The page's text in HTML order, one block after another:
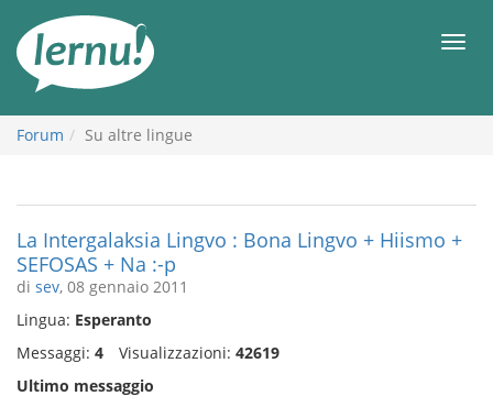
all’indice
Forum Su altre lingue
La Intergalaksia Lingvo : Bona Lingvo + Hiismo +
SEFOSAS + Na :-p
di sev, 08 gennaio 2011
Lingua: Esperanto
Messaggi: 4 Visualizzazioni: 42619
Ultimo messaggio